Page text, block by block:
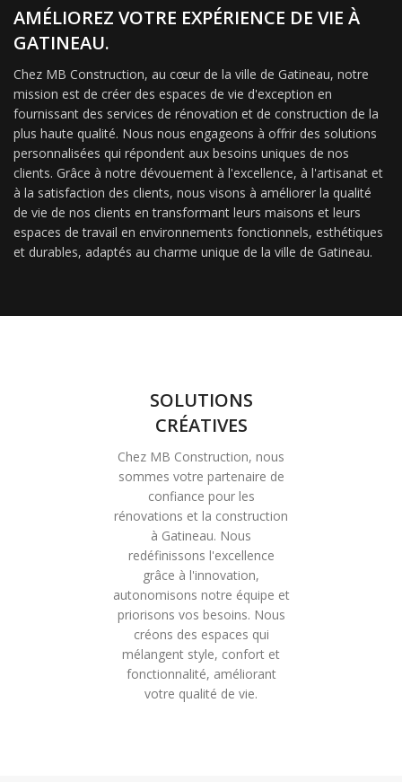
AMÉLIOREZ VOTRE EXPÉRIENCE DE VIE À
GATINEAU.
Chez MB Construction, au cœur de la ville de Gatineau, notre
mission est de créer des espaces de vie d'exception en
fournissant des services de rénovation et de construction de la
plus haute qualité. Nous nous engageons à offrir des solutions
personnalisées qui répondent aux besoins uniques de nos
clients. Grâce à notre dévouement à l'excellence, à l'artisanat et
à la satisfaction des clients, nous visons à améliorer la qualité
de vie de nos clients en transformant leurs maisons et leurs
espaces de travail en environnements fonctionnels, esthétiques
et durables, adaptés au charme unique de la ville de Gatineau.
SOLUTIONS
CRÉATIVES
Chez MB Construction, nous
sommes votre partenaire de
confiance pour les
rénovations et la construction
à Gatineau. Nous
redéfinissons l'excellence
grâce à l'innovation,
autonomisons notre équipe et
priorisons vos besoins. Nous
créons des espaces qui
mélangent style, confort et
fonctionnalité, améliorant
votre qualité de vie.